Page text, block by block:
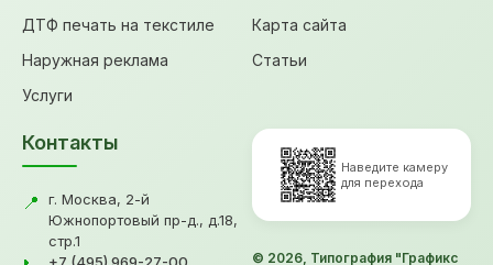
ДТФ печать на текстиле
Наружная реклама
Услуги
Карта сайта
Статьи
Контакты
📍
г. Москва, 2-й
Южнопортовый пр-д., д.18,
стр.1
Наведите камеру
для перехода
© 2026, Типография "Графикс